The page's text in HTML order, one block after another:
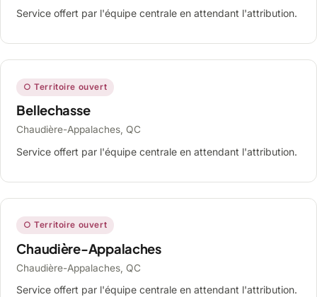
Service offert par l'équipe centrale en attendant l'attribution.
○ Territoire ouvert
Bellechasse
Chaudière-Appalaches, QC
Service offert par l'équipe centrale en attendant l'attribution.
○ Territoire ouvert
Chaudière-Appalaches
Chaudière-Appalaches, QC
Service offert par l'équipe centrale en attendant l'attribution.